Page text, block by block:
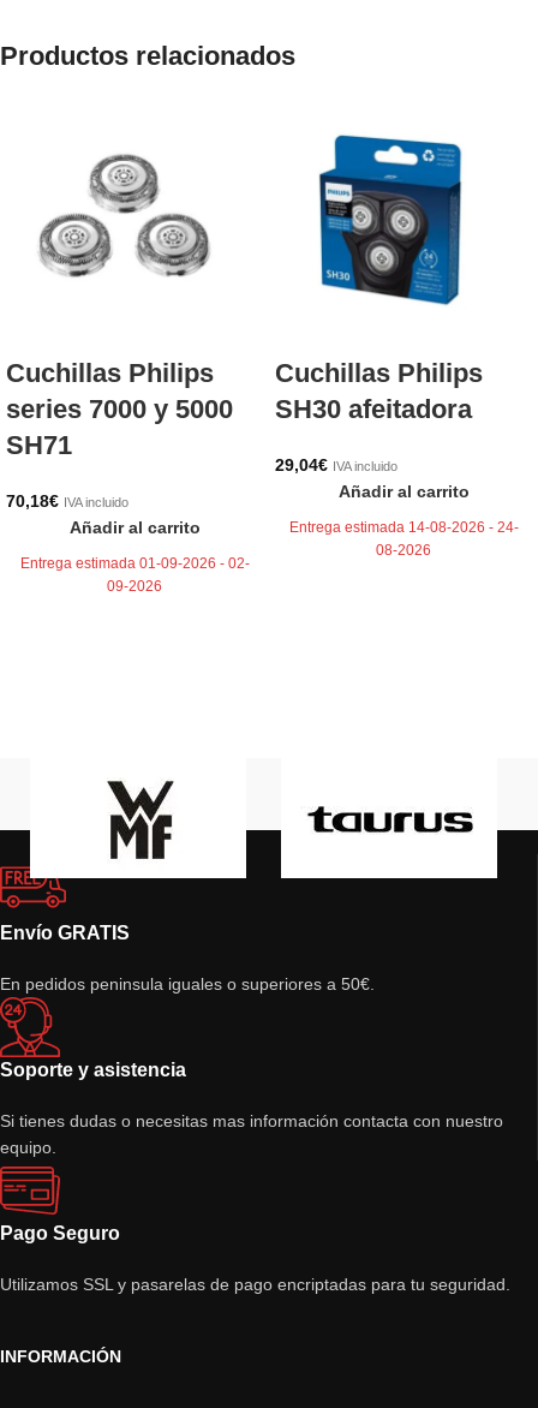
Productos relacionados
Cuchillas Philips
series 7000 y 5000
SH71
70,18€ IVA incluido
Añadir al carrito
Entrega estimada 01-09-2026 - 02-
09-2026
Cuchillas Philips
SH30 afeitadora
29,04€ IVA incluido
Añadir al carrito
Entrega estimada 14-08-2026 - 24-
08-2026
Envío GRATIS
En pedidos peninsula iguales o superiores a 50€.
Soporte y asistencia
Si tienes dudas o necesitas mas información contacta con nuestro
equipo.
Pago Seguro
Utilizamos SSL y pasarelas de pago encriptadas para tu seguridad.
INFORMACIÓN